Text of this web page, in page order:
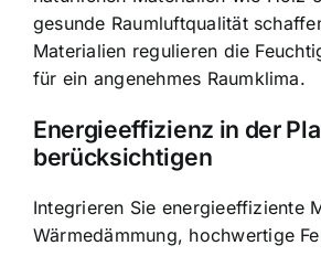
gesunde Raumluftqualität
Materialien regulieren die
für ein angenehmes Raumklima.
Energieeffizienz in der
berücksichtigen
Integrieren Sie energieeffiziente
Wärmedämmung, hochwertige